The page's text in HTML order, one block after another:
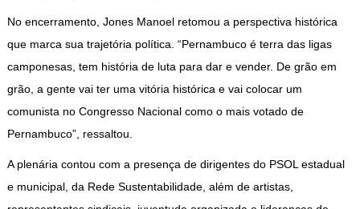
No encerramento, Jones Manoel retomou a perspectiva histórica
que marca sua trajetória política. “Pernambuco é terra das ligas
camponesas, tem história de luta para dar e vender. De grão em
grão, a gente vai ter uma vitória histórica e vai colocar um
comunista no Congresso Nacional como o mais votado de
Pernambuco”, ressaltou.
A plenária contou com a presença de dirigentes do PSOL estadual
e municipal, da Rede Sustentabilidade, além de artistas,